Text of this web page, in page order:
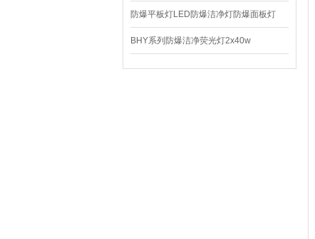
220V/150W
防爆平板灯LED防爆洁净灯防爆面板灯
BHY系列防爆洁净荧光灯2x40w